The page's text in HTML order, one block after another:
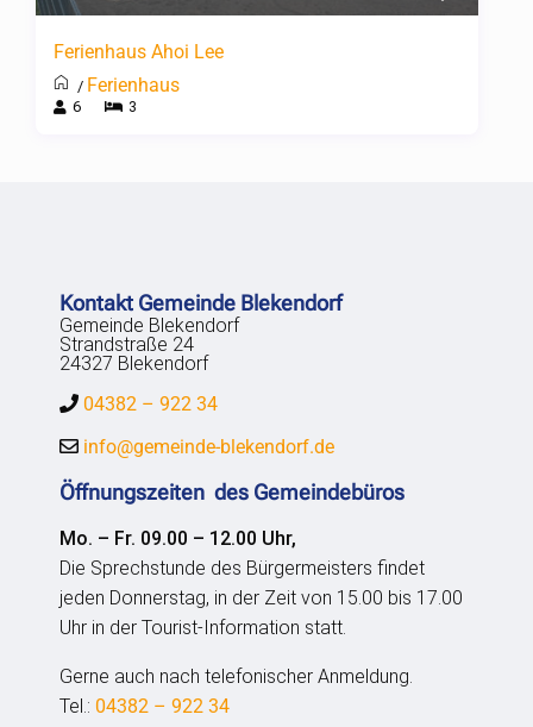
Ferienhaus Ahoi Lee
/ Ferienhaus
6 3
Kontakt Gemeinde Blekendorf
Gemeinde Blekendorf
Strandstraße 24
24327 Blekendorf
04382 – 922 34
info@gemeinde-blekendorf.de
Öffnungszeiten des Gemeindebüros
Mo. – Fr. 09.00 – 12.00 Uhr,
Die Sprechstunde des Bürgermeisters findet
jeden Donnerstag, in der Zeit von 15.00 bis 17.00
Uhr in der Tourist-Information statt.
Gerne auch nach telefonischer Anmeldung.
Tel.: 04382 – 922 34